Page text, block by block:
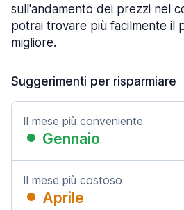
sull'andamento dei prezzi nel
potrai trovare più facilmente il
migliore.
Suggerimenti per risparmiare
Il mese più conveniente
Gennaio
Il mese più costoso
Aprile